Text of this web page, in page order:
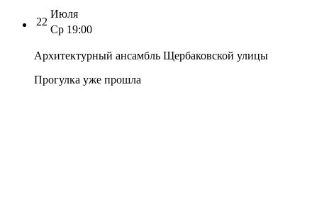
22
Июля
Ср 19:00
Архитектурный ансамбль Щербаковской улицы
Прогулка уже прошла